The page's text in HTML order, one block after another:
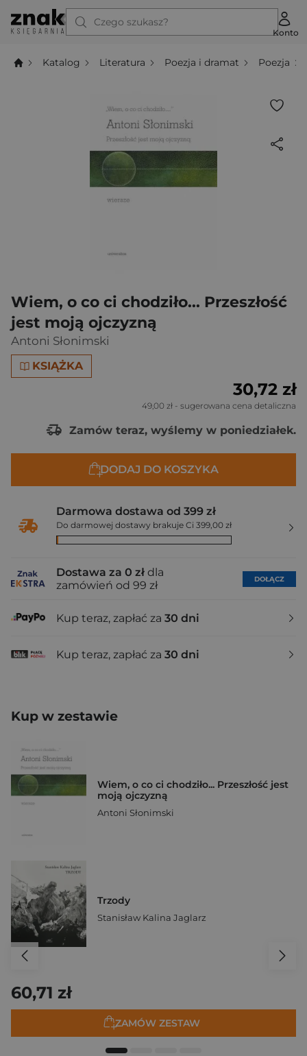
Czego szukasz?
Konto
Katalog Literatura Poezja i dramat Poezja
Wiem, o co ci chodziło... Przeszłość
jest moją ojczyzną
Antoni Słonimski
KSIĄŻKA
30,72 zł
49,00 zł - sugerowana cena detaliczna
Zamów teraz, wyślemy w poniedziałek.
DODAJ DO KOSZYKA
Darmowa dostawa od 399 zł
Do darmowej dostawy brakuje Ci 399,00 zł
Dostawa za 0 zł dla
zamówień od 99 zł
DOŁĄCZ
Kup teraz, zapłać za 30 dni
Kup teraz, zapłać za 30 dni
Kup w zestawie
Wiem, o co ci chodziło... Przeszłość jest
moją ojczyzną
Antoni Słonimski
Trzody
Stanisław Kalina Jaglarz
60,71 zł
ZAMÓW ZESTAW